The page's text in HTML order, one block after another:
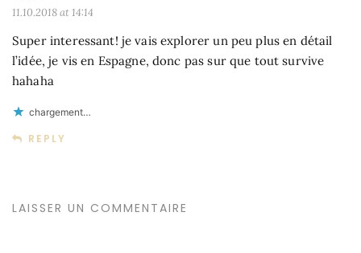
11.10.2018 at 14:14
Super interessant! je vais explorer un peu plus en détail
l’idée, je vis en Espagne, donc pas sur que tout survive
hahaha
chargement…
REPLY
LAISSER UN COMMENTAIRE